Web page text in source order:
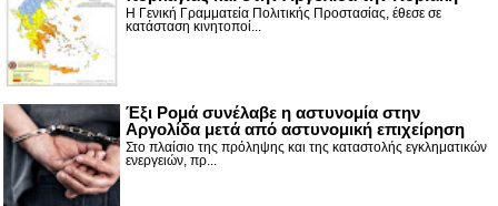
Η Γενική Γραμματεία Πολιτικής Προστασίας, έθεσε σε
κατάσταση κινητοποί...
Έξι Ρομά συνέλαβε η αστυνομία στην
Αργολίδα μετά από αστυνομική επιχείρηση
Στο πλαίσιο της πρόληψης και της καταστολής εγκληματικών
ενεργειών, πρ...